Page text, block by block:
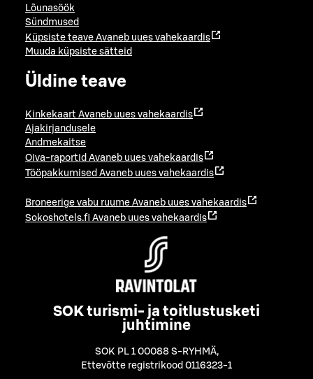
Lõunasöök
Sündmused
Küpsiste teave Avaneb uues vahekaardis
Muuda küpsiste sätteid
Üldine teave
Kinkekaart Avaneb uues vahekaardis
Ajakirjandusele
Andmekaitse
Oiva-raportid Avaneb uues vahekaardis
Tööpakkumised Avaneb uues vahekaardis
Broneerige vabu ruume Avaneb uues vahekaardis
Sokoshotels.fi Avaneb uues vahekaardis
SOK turismi- ja toitlustusketi
juhtimine
SOK PL 1 00088 S-RYHMÄ,
Ettevõtte registrikood 0116323-1